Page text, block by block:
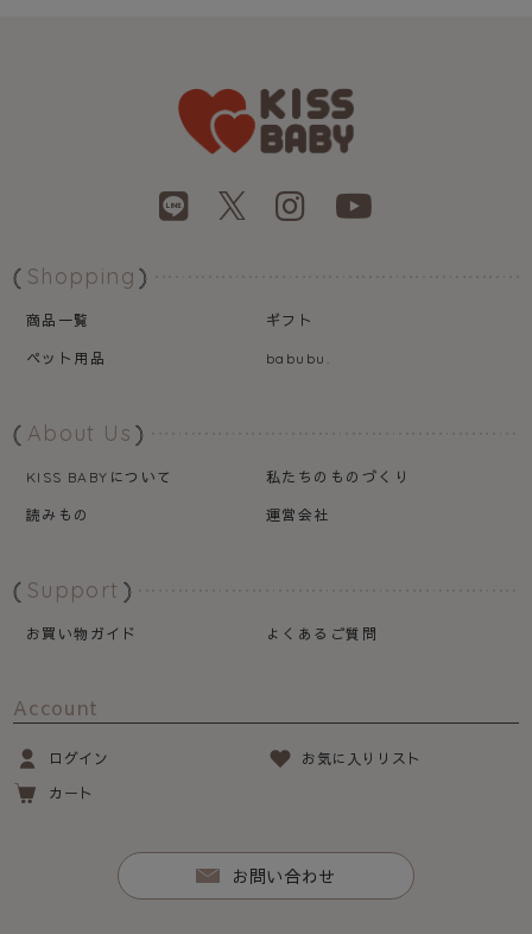
Shopping
商品一覧
ギフト
ペット用品
babubu.
About Us
KISS BABY について
私たちのものづくり
読みもの
運営会社
Support
お買い物ガイド よくあるご質問
Account
ログイン
お気に入りリスト
カート
お問い合わせ